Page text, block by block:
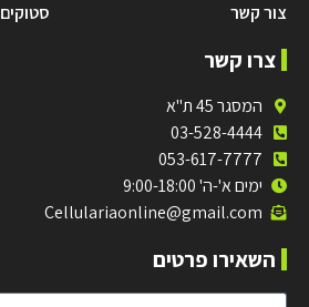
צור קשר
סטוקים
צרו קשר
המסגר 45 ת"א
03-528-4444
053-617-7777
ימים א'-ה' 9:00-18:00
Cellulariaonline@gmail.com
השאירו פרטים